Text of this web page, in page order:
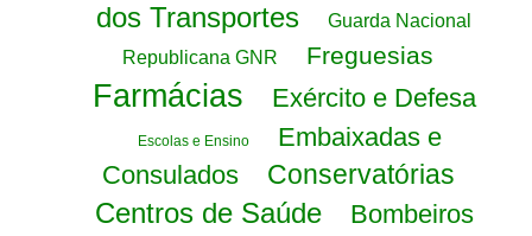
dos Transportes
Guarda Nacional
Republicana GNR
Freguesias
Farmácias Exército e Defesa
Escolas e Ensino
Embaixadas e
Consulados
Conservatórias
Centros de Saúde Bombeiros